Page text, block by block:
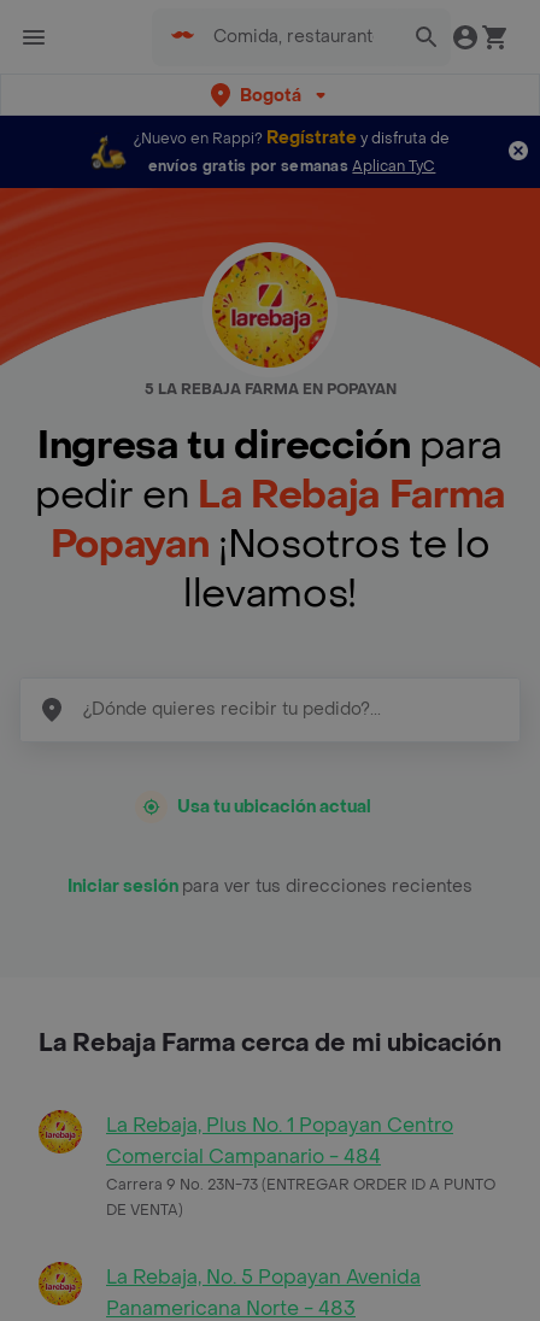
Bogotá
¿Nuevo en Rappi? Regístratey disfruta de
envíos gratis por semanas Aplican TyC
5 LA REBAJA FARMA EN POPAYAN
Ingresa tu dirección para
pedir en La Rebaja Farma
Popayan ¡Nosotros te lo
llevamos!
Usa tu ubicación actual
Iniciar sesión para ver tus direcciones recientes
La Rebaja Farma cerca de mi ubicación
La Rebaja, Plus No. 1 Popayan Centro
Comercial Campanario - 484
Carrera 9 No. 23N-73 (ENTREGAR ORDER ID A PUNTO
DE VENTA)
La Rebaja, No. 5 Popayan Avenida
Panamericana Norte - 483